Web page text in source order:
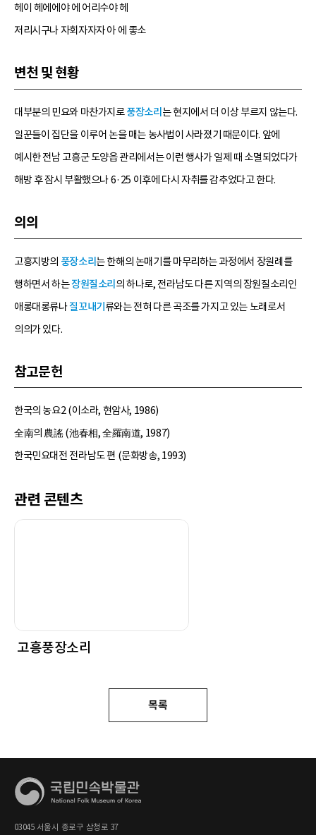
헤이 헤에에야 에 어리수야 헤
저리시구나 자회자자자 아 에 좋소
변천 및 현황
대부분의 민요와 마찬가지로풍장소리 는 현지에서 더 이상 부르지 않는다.
일꾼들이 집단을 이루어 논을 매는 농사법이 사라졌기 때문이다. 앞에
예시한 전남 고흥군 도양읍 관리에서는 이런 행사가 일제 때 소멸되었다가
해방 후 잠시 부활했으나 6·25 이후에 다시 자취를 감추었다고 한다.
의의
고흥지방의 풍장소리 는 한해의 논매기를 마무리하는 과정에서 장원례를
행하면서 하는장원질소리 의 하나로, 전라남도 다른 지역의 장원질소리인
애롱대롱류나질꼬내기 류와는 전혀 다른 곡조를 가지고 있는 노래로서
의의가 있다.
참고문헌
한국의 농요2 (이소라, 현암사, 1986)
全南의 農謠 (池春相, 全羅南道, 1987)
한국민요대전 전라남도 편 (문화방송, 1993)
관련 콘텐츠
고흥풍장소리
목록
03045 서울시 종로구 삼청로 37